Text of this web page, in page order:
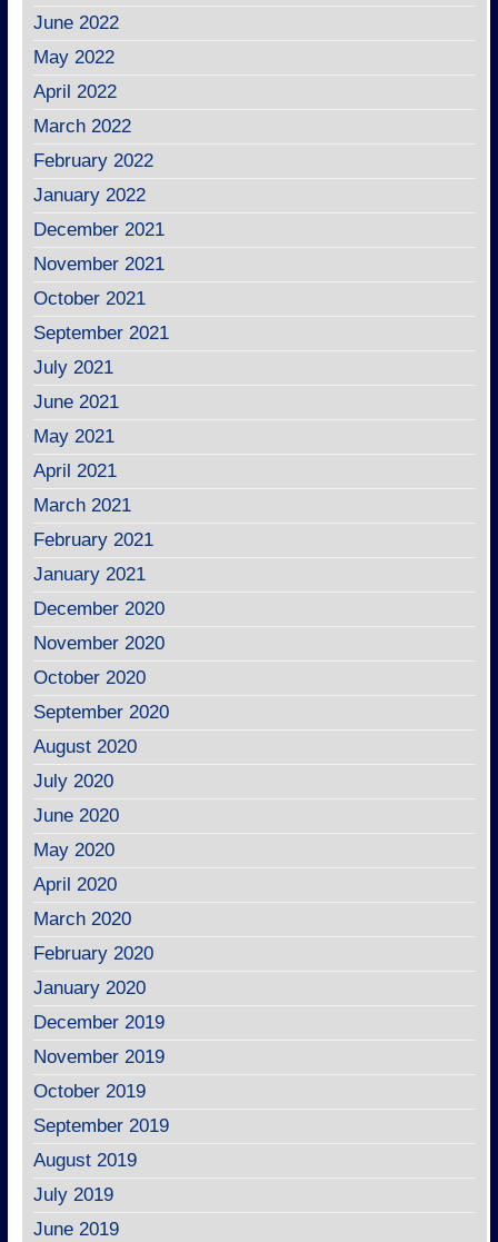
June 2022
May 2022
April 2022
March 2022
February 2022
January 2022
December 2021
November 2021
October 2021
September 2021
July 2021
June 2021
May 2021
April 2021
March 2021
February 2021
January 2021
December 2020
November 2020
October 2020
September 2020
August 2020
July 2020
June 2020
May 2020
April 2020
March 2020
February 2020
January 2020
December 2019
November 2019
October 2019
September 2019
August 2019
July 2019
June 2019